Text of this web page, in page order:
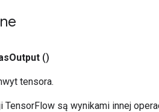
Output ()
tensora.
TensorFlow są wynikami innej